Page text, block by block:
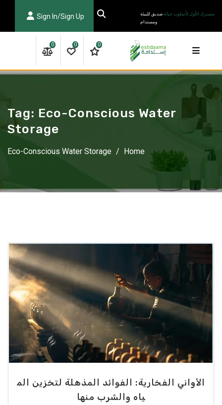
مصدرك الأول لأسلوب حياة صديق للبيئة
ومستدام
Sign In/Sign Up
0
0
0
Tag: Eco-Conscious Water
Storage
Home
/
الأواني الفخارية: الفوائد المذهلة لتخزين الم
ياه والشرب منها